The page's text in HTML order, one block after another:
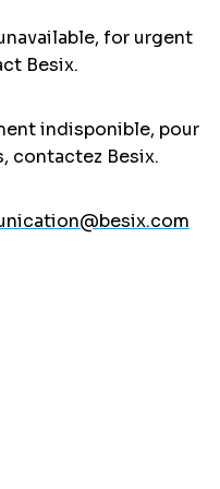
for urgent
Besix.
indisponible, pour
contactez Besix.